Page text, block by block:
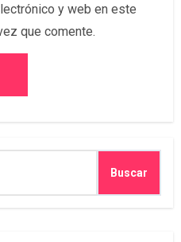
y web en este
que comente.